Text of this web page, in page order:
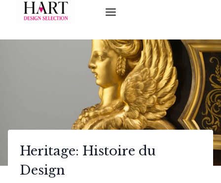
Heritage: Histoire du
Design